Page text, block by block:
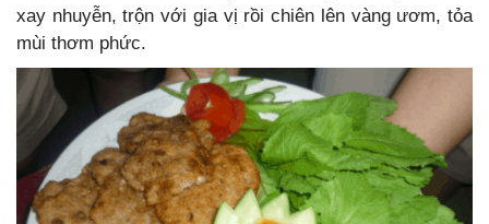
xay nhuyễn, trộn với gia vị rồi chiên lên vàng ươm, tỏa
mùi thơm phức.